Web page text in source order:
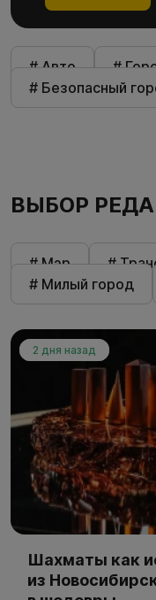
# Авто
#
# Безопасный
ВЫБОР
# Мэр #
# Милый город
2 дня назад
Шахматы как
из